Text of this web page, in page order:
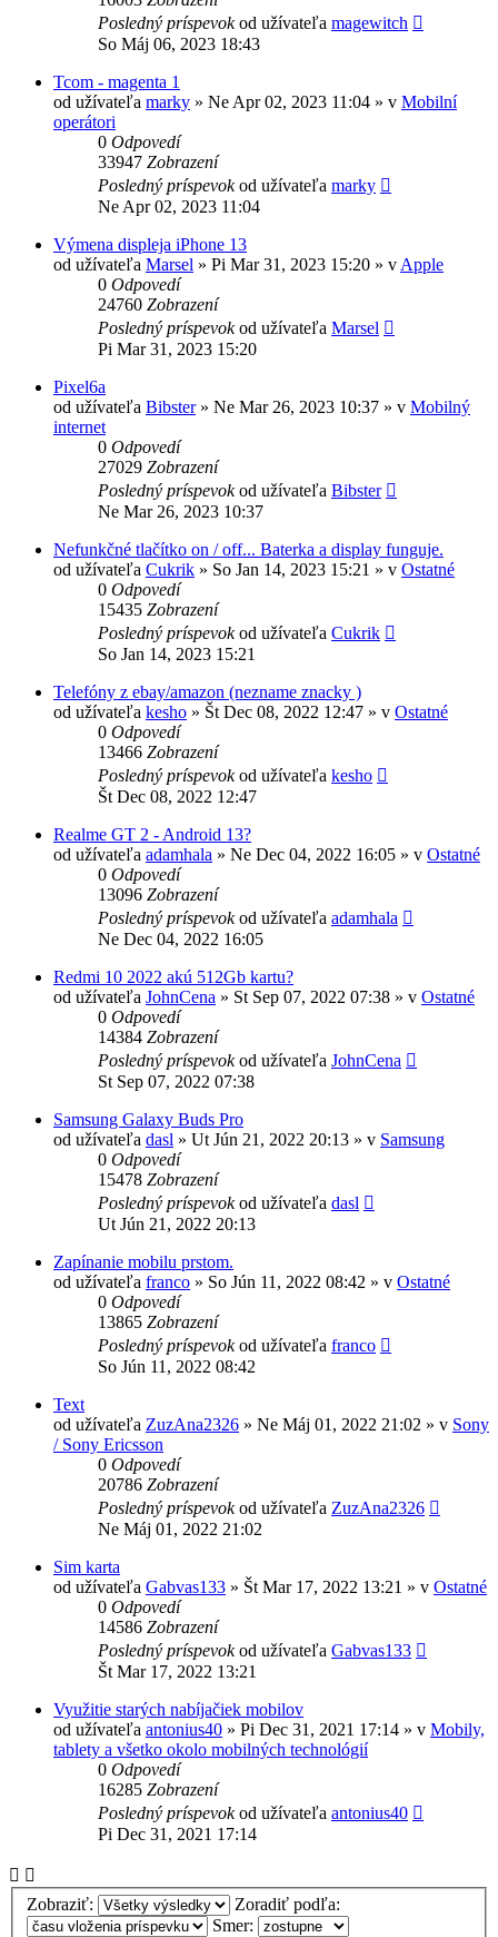
Posledný príspevokod užívateľa magewitch
So Máj 06, 2023 18:43
Tcom - magenta 1
od užívateľa marky » Ne Apr 02, 2023 11:04 » v Mobilní
operátori
0 Odpovedí
33947 Zobrazení
Posledný príspevokod užívateľa marky
Ne Apr 02, 2023 11:04
Výmena displeja iPhone 13
od užívateľa Marsel » Pi Mar 31, 2023 15:20 » v Apple
0 Odpovedí
24760 Zobrazení
Posledný príspevokod užívateľa Marsel
Pi Mar 31, 2023 15:20
Pixel6a
od užívateľa Bibster» Ne Mar 26, 2023 10:37 » v Mobilný
internet
0 Odpovedí
27029 Zobrazení
Posledný príspevokod užívateľa Bibster
Ne Mar 26, 2023 10:37
Nefunkčné tlačítko on / off... Baterka a display funguje.
od užívateľa Cukrik » So Jan 14, 2023 15:21 » v Ostatné
0 Odpovedí
15435 Zobrazení
Posledný príspevokod užívateľa Cukrik
So Jan 14, 2023 15:21
Telefóny z ebay/amazon (nezname znacky )
od užívateľa kesho » Št Dec 08, 2022 12:47 » v Ostatné
0 Odpovedí
13466 Zobrazení
Posledný príspevokod užívateľa kesho
Št Dec 08, 2022 12:47
Realme GT 2 - Android 13?
od užívateľa adamhala » Ne Dec 04, 2022 16:05 » v Ostatné
0 Odpovedí
13096 Zobrazení
Posledný príspevokod užívateľa adamhala
Ne Dec 04, 2022 16:05
Redmi 10 2022 akú 512Gb kartu?
od užívateľa JohnCena » St Sep 07, 2022 07:38 » v Ostatné
0 Odpovedí
14384 Zobrazení
Posledný príspevokod užívateľa JohnCena
St Sep 07, 2022 07:38
Samsung Galaxy Buds Pro
od užívateľa dasl » Ut Jún 21, 2022 20:13 » v Samsung
0 Odpovedí
15478 Zobrazení
Posledný príspevokod užívateľa dasl
Ut Jún 21, 2022 20:13
Zapínanie mobilu prstom.
od užívateľa franco » So Jún 11, 2022 08:42 » v Ostatné
0 Odpovedí
13865 Zobrazení
Posledný príspevokod užívateľa franco
So Jún 11, 2022 08:42
Text
od užívateľa ZuzAna2326 » Ne Máj 01, 2022 21:02 » v Sony
/ Sony Ericsson
0 Odpovedí
20786 Zobrazení
Posledný príspevokod užívateľa ZuzAna2326
Ne Máj 01, 2022 21:02
Sim karta
od užívateľa Gabvas133 » Št Mar 17, 2022 13:21 » v Ostatné
0 Odpovedí
14586 Zobrazení
Posledný príspevokod užívateľa Gabvas133
Št Mar 17, 2022 13:21
Využitie starých nabíjačiek mobilov
od užívateľa antonius40 » Pi Dec 31, 2021 17:14 » v Mobily,
tablety a všetko okolo mobilných technológií
0 Odpovedí
16285 Zobrazení
Posledný príspevokod užívateľa antonius40
Pi Dec 31, 2021 17:14
Zobraziť:
Zoradiť podľa:
Smer: